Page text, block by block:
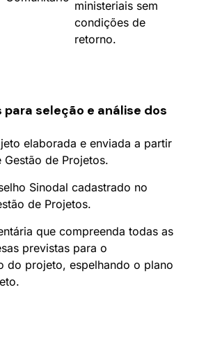
ministeriais sem
condições de
retorno.
seleção e análise dos
elaborada e enviada a partir
de Projetos.
Sinodal cadastrado no
de Projetos.
que compreenda todas as
previstas para o
do projeto, espelhando o plano